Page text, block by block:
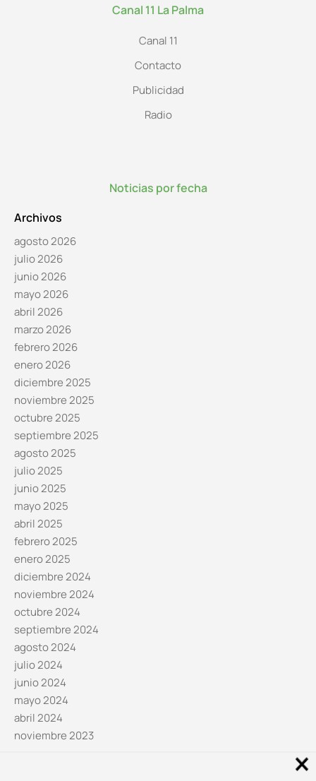
Canal 11 La Palma
Canal 11
Contacto
Publicidad
Radio
Noticias por fecha
Archivos
agosto 2026
julio 2026
junio 2026
mayo 2026
abril 2026
marzo 2026
febrero 2026
enero 2026
diciembre 2025
noviembre 2025
octubre 2025
septiembre 2025
agosto 2025
julio 2025
junio 2025
mayo 2025
abril 2025
febrero 2025
enero 2025
diciembre 2024
noviembre 2024
octubre 2024
septiembre 2024
agosto 2024
julio 2024
junio 2024
mayo 2024
abril 2024
noviembre 2023